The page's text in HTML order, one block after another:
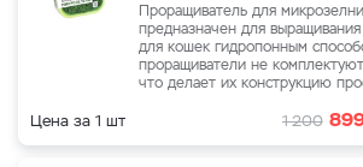
Проращиватель для
предназначен для
для кошек гидропонным
проращиватели не
что делает их конструкцию
Цена за 1 шт 1 200